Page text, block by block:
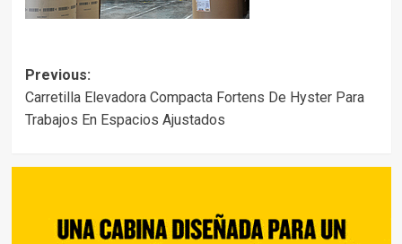
Post
navigation
Previous:
Carretilla Elevadora Compacta Fortens De Hyster Para
Trabajos En Espacios Ajustados